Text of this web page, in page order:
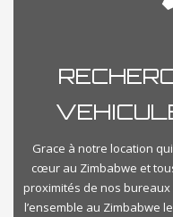
Grace à notre location
cœur au Zimbabwe et
proximités de nos
l’ensemble au Zimbabwe